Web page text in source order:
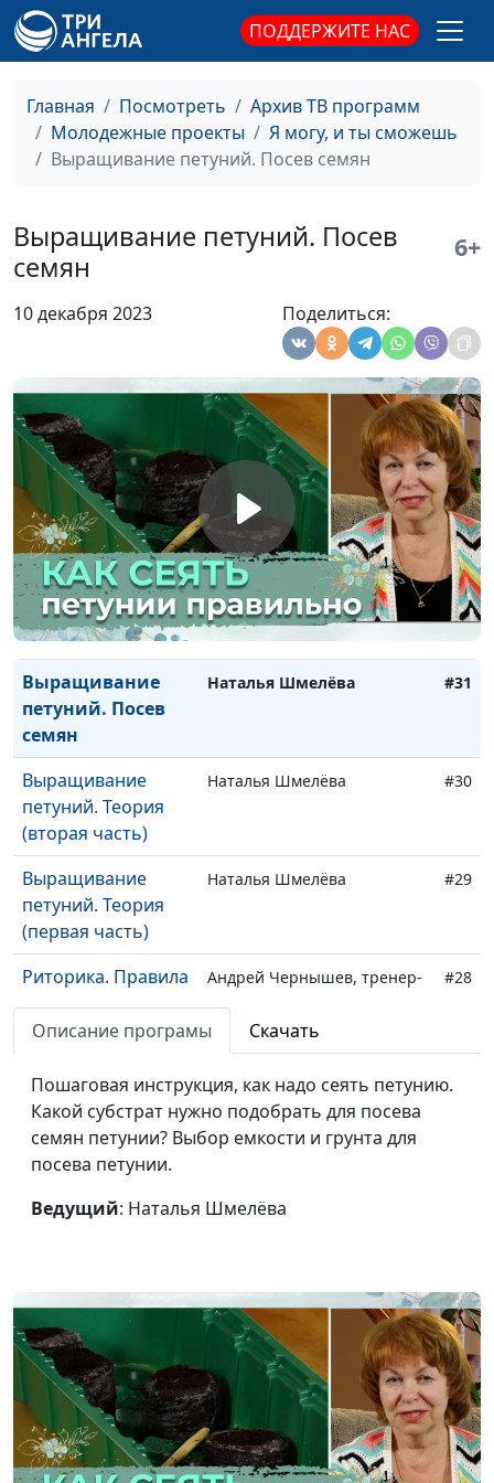
ПОДДЕРЖИТЕ НАС
Главная Посмотреть
Архив ТВ программ
Молодежные проекты
Я могу, и ты сможешь
Выращивание петуний. Посев семян
Выращивание петуний. Посев
семян
6+
10 декабря 2023 Поделиться:
Выращивание
петуниями на
#35
Выращивание
петуний. Третья
пикировка
Наталья Шмелёва #34
Выращивание
петуний. Вторая
пикировка
Наталья Шмелёва #33
Выращивание
петуний. Первая
пикировка
Наталья Шмелёва #32
Выращивание
петуний. Посев
семян
Наталья Шмелёва #31
Выращивание
петуний. Теория
(вторая часть)
Наталья Шмелёва #30
Выращивание
петуний. Теория
(первая часть)
Наталья Шмелёва #29
Риторика. Правила
выступления
перед публикой
Андрей Чернышев, тренер-
практик по ораторскому
искусству и технике речи,
радиоведущий,
организатор и эксперт
"Лиги Речи"
#28
Риторика. 5
лайфхаков по
развитию речи
Андрей Чернышев, тренер-
искусству и технике речи,
Риторика. ТОП-5
ошибок общения
Андрей Чернышев, тренер-
практик по ораторскому
искусству и технике речи,
радиоведущий,
организатор и эксперт
"Лиги Речи"
#26
Описание програмы Скачать
Пошаговая инструкция, как надо сеять петунию.
Какой субстрат нужно подобрать для посева
семян петунии? Выбор емкости и грунта для
посева петунии.
Ведущий: Наталья Шмелёва